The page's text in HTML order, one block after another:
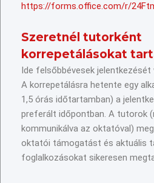
https://forms.office.com/r/
Szeretnél tutorként
korrepetálásokat
Ide felsőbbévesek jelentkezését
A korrepetálásra hetente egy
1,5 órás időtartamban) a
preferált időpontban. A tutorok
kommunikálva az oktatóval)
oktatói támogatást és aktuális
foglalkozásokat sikeresen